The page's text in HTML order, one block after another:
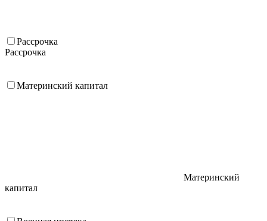
Рассрочка
Рассрочка
Материнский капитал
Материнский
капитал